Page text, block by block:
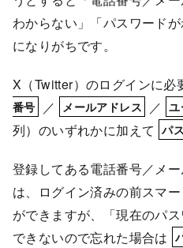
わからない」「パスワード
になりがちです。
X（Twitter）のログインに必
番号
／ メールアドレス ／ ユ
列）のいずれかに加えて パ
登録してある電話番号／メ
は、ログイン済みの前スマ
ができますが、「現在のパ
できないので忘れた場合は